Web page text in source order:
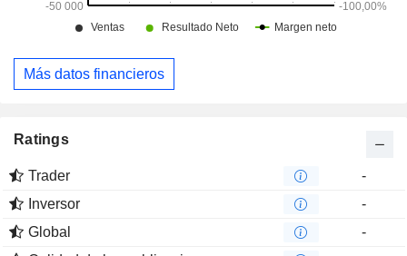
Más datos financieros
Ratings
Trader
-
Inversor
-
Global
-